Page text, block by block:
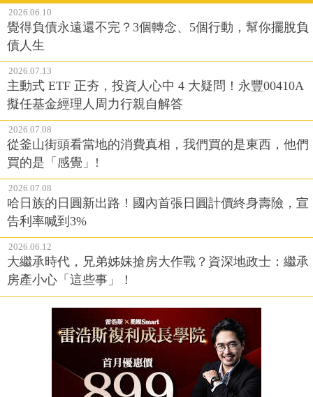
2026.06.10
覺得負債永遠還不完？3個轉念、5個行動，幫你擺脫負
債人生
2026.07.13
主動式 ETF 正夯，投資人心中 4 大疑問！永豐00410A
擬任基金經理人周力行親自解答
2026.07.08
從釜山街頭看當地的消費真相，我們買的是東西，他們
買的是「感覺」!
2026.07.08
哈日族的日圓新出路！國內首張日圓計價終身壽險，宣
告利率喊到3%
2026.06.12
大繼承時代，兄弟姊妹搶房大作戰？資深地政士：繼承
房產小心「這些事」！